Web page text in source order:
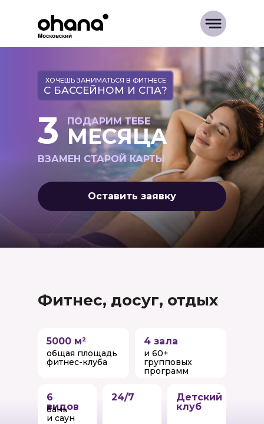
Оставить заявку
ВЗАМЕН СТАРОЙ КАРТЫ
ПОДАРИМ ТЕБЕ
МЕСЯЦА
3
С БАССЕЙНОМ И СПА?
ХОЧЕШЬ ЗАНИМАТЬСЯ В ФИТНЕСЕ
Фитнес, досуг, отдых
5000 м²
6
видов
общая площадь
фитнес-клуба
бань
и саун
4 зала
и 60+
групповых
программ
24/7
Детский
клуб